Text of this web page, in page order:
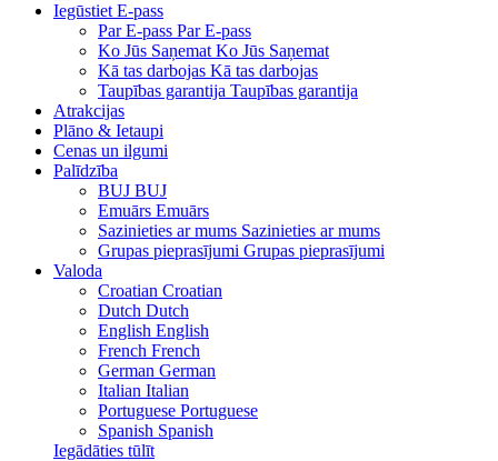
Iegūstiet E-pass
Par E-pass Par E-pass
Ko Jūs Saņemat Ko Jūs Saņemat
Kā tas darbojas Kā tas darbojas
Taupības garantija Taupības garantija
Atrakcijas
Plāno & Ietaupi
Cenas un ilgumi
Palīdzība
BUJ BUJ
Emuārs Emuārs
Sazinieties ar mums Sazinieties ar mums
Grupas pieprasījumi Grupas pieprasījumi
Valoda
Croatian Croatian
Dutch Dutch
English English
French French
German German
Italian Italian
Portuguese Portuguese
Spanish Spanish
Iegādāties tūlīt